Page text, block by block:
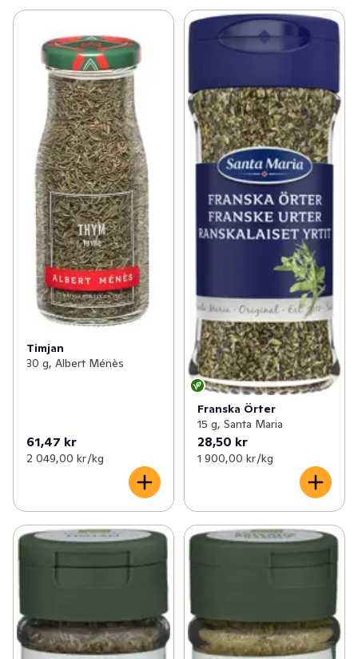
Timjan
30 g, Albert Ménès
61,47 kr
2 049,00 kr /kg
Franska Örter
15 g, Santa Maria
28,50 kr
1 900,00 kr /kg